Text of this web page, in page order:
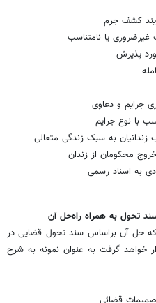
حل آن براساس سند تحول قضایی در
خواهد گرفت به عنوان نمونه به شرح